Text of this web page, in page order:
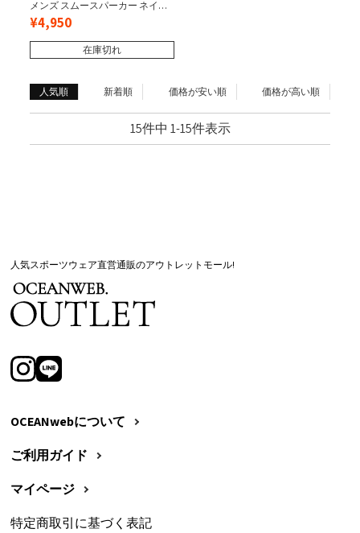
メンズ スムースパーカー ネイビ
ー
¥4,950
在庫切れ
人気順 新着順 価格が安い順 価格が高い順
15件中 1-15件表示
人気スポーツウェア直営通販のアウトレットモール!
OCEANwebについて
ご利用ガイド
マイページ
特定商取引に基づく表記